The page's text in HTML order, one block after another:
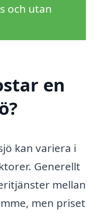
och utan
en
kan variera i
Generellt
mellan
men priset